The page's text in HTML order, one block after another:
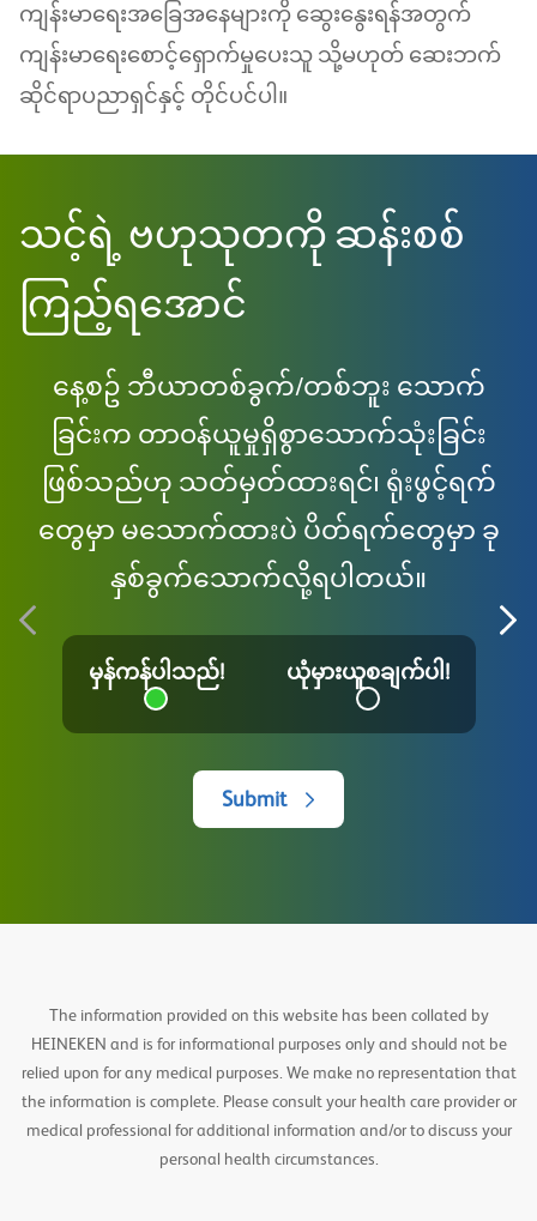
ကျန်းမာရေးအခြေအနေများကို ဆွေးနွေးရန်အတွက်
ကျန်းမာရေးစောင့်ရှောက်မှုပေးသူ သို့မဟုတ် ဆေးဘက်
ဆိုင်ရာပညာရှင်နှင့် တိုင်ပင်ပါ။
သင့်ရဲ့ ဗဟုသုတကို ဆန်းစစ်
ကြည့်ရအောင်
နေ့စဥ် ဘီယာတစ်ခွက်/တစ်ဘူး သောက်
ခြင်းက တာ၀န်ယူမှုရှိစွာသောက်သုံးခြင်း
ဖြစ်သည်ဟု သတ်မှတ်ထားရင်၊ ရုံးဖွင့်ရက်
တွေမှာ မသောက်ထားပဲ ပိတ်ရက်တွေမှာ ခု
နှစ်ခွက်သောက်လို့ရပါတယ်။
မှန်ကန်ပါသည်! ယုံမှားယူစချက်ပါ!
Submit
The information provided on this website has been collated by
HEINEKEN and is for informational purposes only and should not be
relied upon for any medical purposes. We make no representation that
the information is complete. Please consult your health care provider or
medical professional for additional information and/or to discuss your
personal health circumstances.